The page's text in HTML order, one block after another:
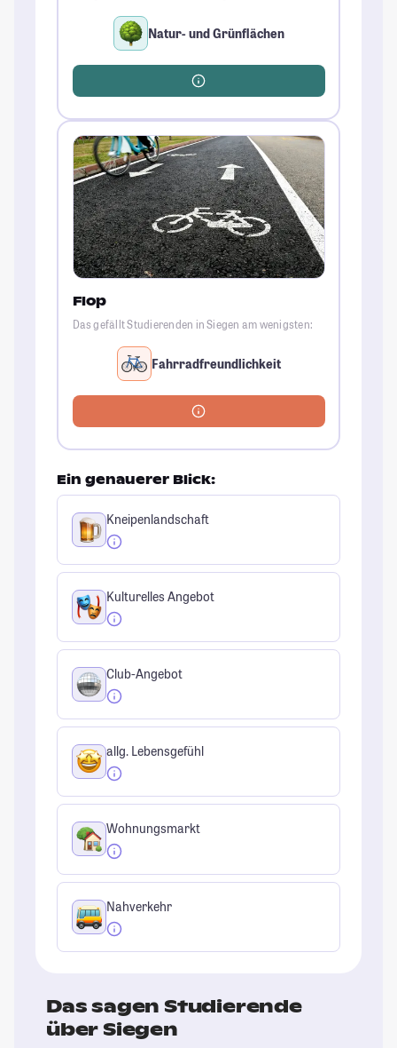
Natur- und Grünflächen
Flop
Das gefällt Studierenden in Siegen am wenigsten:
Fahrradfreundlichkeit
Ein genauerer Blick:
Kneipenlandschaft
Kulturelles Angebot
Club-Angebot
allg. Lebensgefühl
Wohnungsmarkt
Nahverkehr
Das sagen Studierende
über Siegen